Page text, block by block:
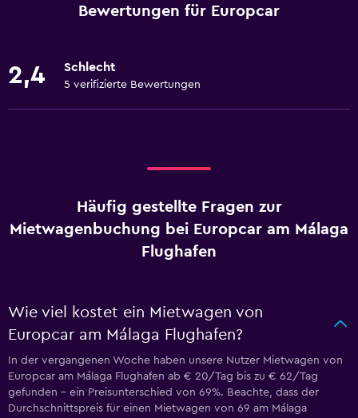
Bewertungen für Europcar
2,4 Schlecht
5 verifizierte Bewertungen
Häufig gestellte Fragen zur
Mietwagenbuchung bei Europcar am Málaga
Flughafen
Wie viel kostet ein Mietwagen von
Europcar am Málaga Flughafen?
In der vergangenen Woche haben unsere Nutzer Mietwagen von
Europcar am Málaga Flughafen ab € 20/Tag bis zu € 62/Tag
gefunden – ein Preisunterschied von 69%. Beachte, dass der
Durchschnittspreis für einen Mietwagen von 69 am Málaga